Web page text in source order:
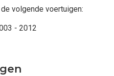
volgende voertuigen:
- 2012